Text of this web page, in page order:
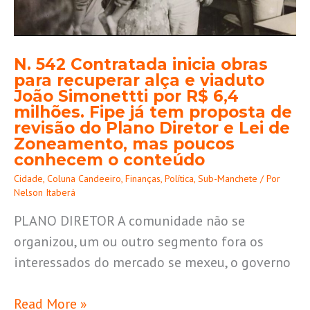
N. 542 Contratada inicia obras
para recuperar alça e viaduto
João Simonettti por R$ 6,4
milhões. Fipe já tem proposta de
revisão do Plano Diretor e Lei de
Zoneamento, mas poucos
conhecem o conteúdo
Cidade, Coluna Candeeiro, Finanças, Política, Sub-Manchete / Por
Nelson Itaberá
PLANO DIRETOR A comunidade não se
organizou, um ou outro segmento fora os
interessados do mercado se mexeu, o governo
viaduto
João
Simonettti
por
R$
6,4
milhões.
Fipe
já
proposta
de
revisão
Read More »